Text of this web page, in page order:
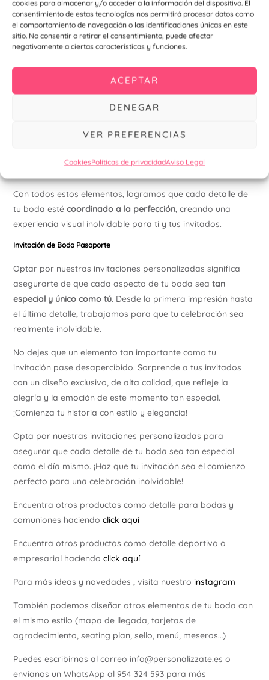
cookies para almacenar y/o acceder a la información del dispositivo. El
consentimiento de estas tecnologías nos permitirá procesar datos como
el comportamiento de navegación o las identificaciones únicas en este
sitio. No consentir o retirar el consentimiento, puede afectar
negativamente a ciertas características y funciones.
ACEPTAR
DENEGAR
VER PREFERENCIAS
CookiesPolíticas de privacidadAviso Legal
temática de tu boda. Esto incluye:
Tarjetas de agradecimiento, perfectas para expresar
tu cariño y gratitud a quienes te acompañan.
manera elegante y práctica.
dar un toque original.
celebración.
estilo para mantener la armonía visual de tu evento.
Con todos estos elementos, logramos que cada detalle de
tu boda esté coordinado a la perfección, creando una
experiencia visual inolvidable para ti y tus invitados.
Invitación de Boda Pasaporte
Optar por nuestras invitaciones personalizadas significa
asegurarte de que cada aspecto de tu boda sea tan
especial y único como tú. Desde la primera impresión hasta
el último detalle, trabajamos para que tu celebración sea
realmente inolvidable.
No dejes que un elemento tan importante como tu
invitación pase desapercibido. Sorprende a tus invitados
con un diseño exclusivo, de alta calidad, que refleje la
alegría y la emoción de este momento tan especial.
¡Comienza tu historia con estilo y elegancia!
Opta por nuestras invitaciones personalizadas para
asegurar que cada detalle de tu boda sea tan especial
como el día mismo. ¡Haz que tu invitación sea el comienzo
perfecto para una celebración inolvidable!
Encuentra otros productos como detalle para bodas y
comuniones haciendo click aquí
Encuentra otros productos como detalle deportivo o
empresarial haciendo click aquí
Para más ideas y novedades , visita nuestro instagram
También podemos diseñar otros elementos de tu boda con
el mismo estilo (mapa de llegada, tarjetas de
agradecimiento, seating plan, sello, menú, meseros…)
Puedes escribirnos al correo info@personalizzate.es o
envianos un WhatsApp al 954 324 593 para más